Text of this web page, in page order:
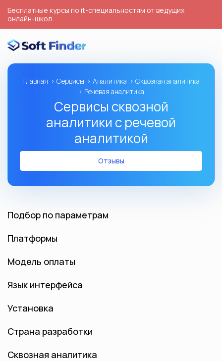
Бесплатные курсы по it-специальностям от ведущих
онлайн-школ
Главная Сервисы Аналитика
Сквозная аналитика
Речевая аналитика
Сервисы сквозной
аналитики с речевой
аналитикой
Отзывы
Подбор по параметрам
Платформы
Модель оплаты
Язык интерфейса
Установка
Страна разработки
Сквозная аналитика